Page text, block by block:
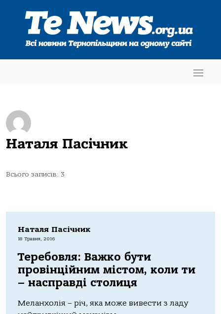
Наталя Пасічник
Всього записів: 3
Наталя Пасічник
18 Травня, 2016
Теребовля: Важко бути
провінційним містом, коли ти
– насправді столиця
Меланхолія – річ, яка може вивести з ладу